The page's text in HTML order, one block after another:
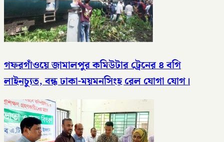
গফরগাঁওয়ে জামালপুর কমিউটার ট্রেনের ৪ বগি
লাইনচ্যুত, বন্ধ ঢাকা-ময়মনসিংহ রেল যোগা যোগ।